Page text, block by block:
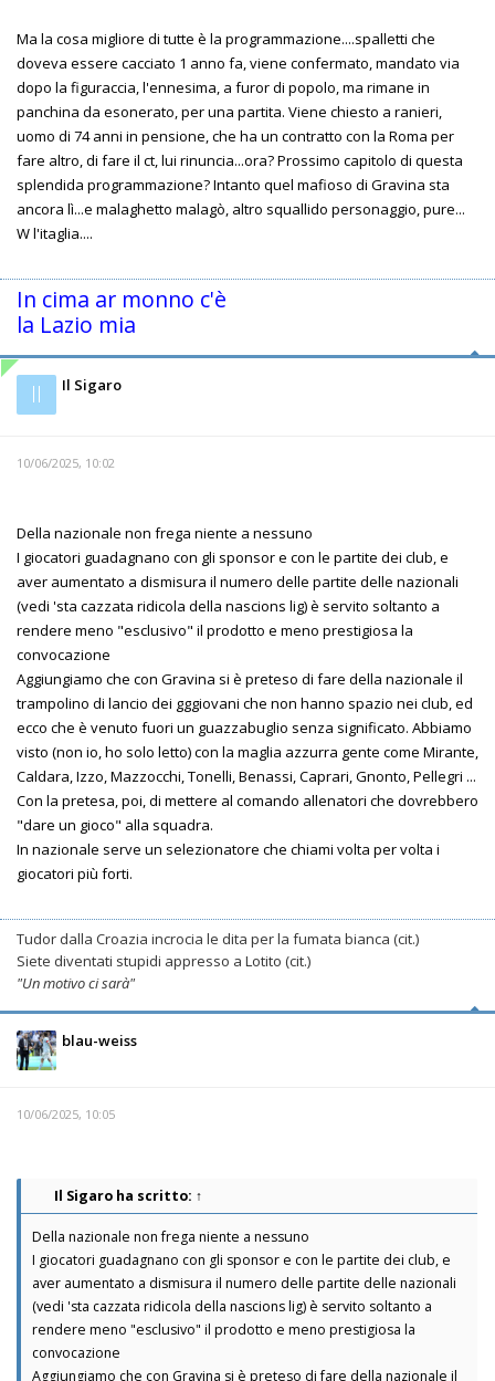
Ma la cosa migliore di tutte è la programmazione....spalletti che
doveva essere cacciato 1 anno fa, viene confermato, mandato via
dopo la figuraccia, l'ennesima, a furor di popolo, ma rimane in
panchina da esonerato, per una partita. Viene chiesto a ranieri,
uomo di 74 anni in pensione, che ha un contratto con la Roma per
fare altro, di fare il ct, lui rinuncia...ora? Prossimo capitolo di questa
splendida programmazione? Intanto quel mafioso di Gravina sta
ancora lì...e malaghetto malagò, altro squallido personaggio, pure...
W l'itaglia....
In cima ar monno c'è
la Lazio mia
Il Il Sigaro
10/06/2025, 10:02
Della nazionale non frega niente a nessuno
I giocatori guadagnano con gli sponsor e con le partite dei club, e
aver aumentato a dismisura il numero delle partite delle nazionali
(vedi 'sta cazzata ridicola della nascions lig) è servito soltanto a
rendere meno "esclusivo" il prodotto e meno prestigiosa la
convocazione
Aggiungiamo che con Gravina si è preteso di fare della nazionale il
trampolino di lancio dei gggiovani che non hanno spazio nei club, ed
ecco che è venuto fuori un guazzabuglio senza significato. Abbiamo
visto (non io, ho solo letto) con la maglia azzurra gente come Mirante,
Caldara, Izzo, Mazzocchi, Tonelli, Benassi, Caprari, Gnonto, Pellegri ...
Con la pretesa, poi, di mettere al comando allenatori che dovrebbero
"dare un gioco" alla squadra.
In nazionale serve un selezionatore che chiami volta per volta i
giocatori più forti.
Tudor dalla Croazia incrocia le dita per la fumata bianca (cit.)
Siete diventati stupidi appresso a Lotito (cit.)
"Un motivo ci sarà"
blau-weiss
10/06/2025, 10:05
Il Sigaro ha scritto: ↑
Della nazionale non frega niente a nessuno
I giocatori guadagnano con gli sponsor e con le partite dei club, e
aver aumentato a dismisura il numero delle partite delle nazionali
(vedi 'sta cazzata ridicola della nascions lig) è servito soltanto a
rendere meno "esclusivo" il prodotto e meno prestigiosa la
convocazione
Aggiungiamo che con Gravina si è preteso di fare della nazionale il